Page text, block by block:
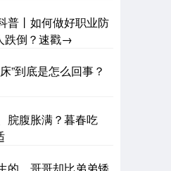
普丨如何做好职业防
跌倒？速戳→
”到底是怎么回事？
脘腹胀满？暮春吃